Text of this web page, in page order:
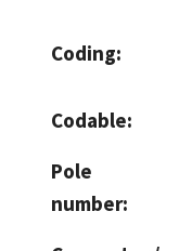
Coding:
Codable:
Pole
number: